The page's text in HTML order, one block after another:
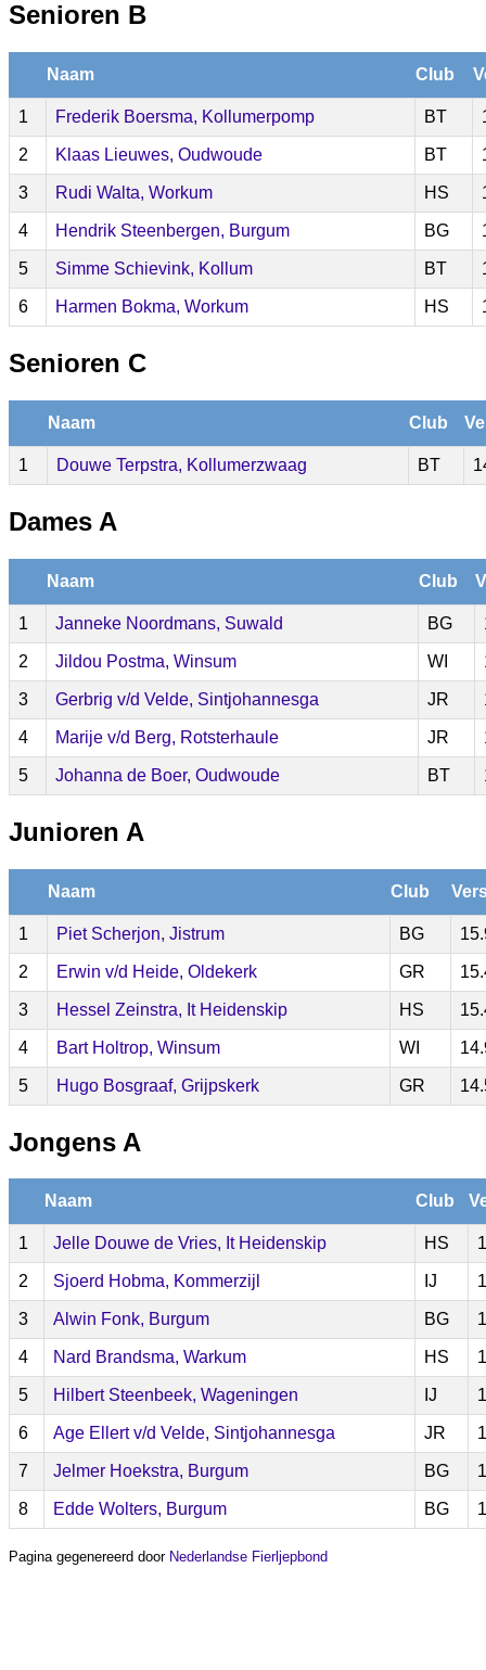
Senioren B
Naam Club
1 Frederik Boersma, Kollumerpomp BT
2 Klaas Lieuwes, Oudwoude BT
3 Rudi Walta, Workum HS
4 Hendrik Steenbergen, Burgum BG
5 Simme Schievink, Kollum BT
6 Harmen Bokma, Workum HS
Senioren C
Naam Club
1 Douwe Terpstra, Kollumerzwaag BT
Dames A
Naam Club
1 Janneke Noordmans, Suwald BG
2 Jildou Postma, Winsum WI
3 Gerbrig v/d Velde, Sintjohannesga JR
4 Marije v/d Berg, Rotsterhaule JR
5 Johanna de Boer, Oudwoude BT
Junioren A
Naam Club
1 Piet Scherjon, Jistrum BG
2 Erwin v/d Heide, Oldekerk GR
3 Hessel Zeinstra, It Heidenskip HS
4 Bart Holtrop, Winsum WI
5 Hugo Bosgraaf, Grijpskerk GR
Jongens A
Naam Club
1 Jelle Douwe de Vries, It Heidenskip HS
2 Sjoerd Hobma, Kommerzijl IJ
3 Alwin Fonk, Burgum BG
4 Nard Brandsma, Warkum HS
5 Hilbert Steenbeek, Wageningen IJ
6 Age Ellert v/d Velde, Sintjohannesga JR
7 Jelmer Hoekstra, Burgum BG
8 Edde Wolters, Burgum BG
Pagina gegenereerd door Nederlandse Fierljepbond